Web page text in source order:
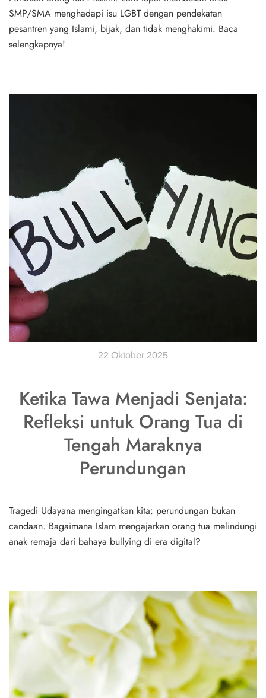
SMP/SMA menghadapi isu LGBT dengan pendekatan
pesantren yang Islami, bijak, dan tidak menghakimi. Baca
selengkapnya!
22 Oktober 2025
Ketika Tawa Menjadi Senjata:
Refleksi untuk Orang Tua di
Tengah Maraknya
Perundungan
Tragedi Udayana mengingatkan kita: perundungan bukan
candaan. Bagaimana Islam mengajarkan orang tua melindungi
anak remaja dari bahaya bullying di era digital?